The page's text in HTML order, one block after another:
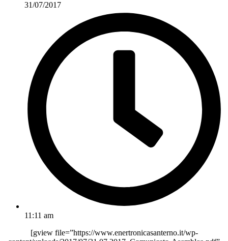
31/07/2017
11:11 am
[gview file=”https://www.enertronicasanterno.it/wp-